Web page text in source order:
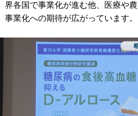
界各国で事業化が進む他、医療や
事業化への期待が広がっています。